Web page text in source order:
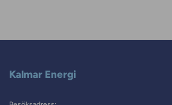
Kalmar Energi